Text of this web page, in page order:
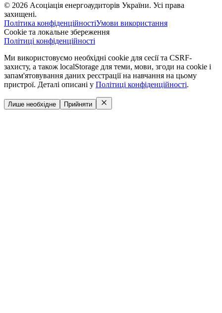
© 2026 Асоціація енергоаудиторів України. Усі права
захищені.
Політика конфіденційностіУмови використання
Cookie та локальне збереження
Політиці конфіденційності
Ми використовуємо необхідні cookie для сесії та CSRF-
захисту, а також localStorage для теми, мови, згоди на cookie і
запам'ятовування даних реєстрації на навчання на цьому
пристрої. Деталі описані у Політиці конфіденційності.
Лише необхідне Прийняти